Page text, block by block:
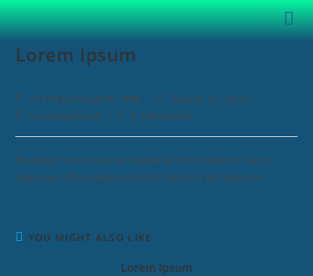
Lorem Ipsum
o1TT4qcHI3qailXC7PBj
január 23, 2024
Uncategorized
0 Comments
Excepteur sint occaecat cupidatat non proident, sunt in
culpa qui officia deserunt mollit anim id est laborum
YOU MIGHT ALSO LIKE
Lorem Ipsum